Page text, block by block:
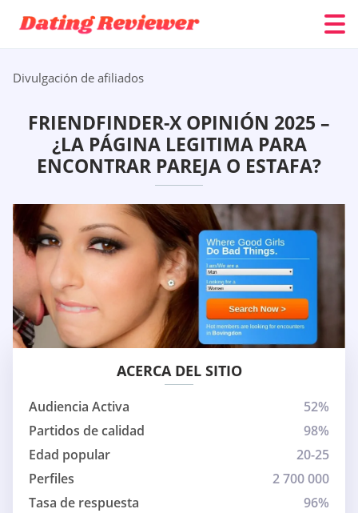
Divulgación de afiliados
FRIENDFINDER-X OPINIÓN 2025 –
¿LA PÁGINA LEGITIMA PARA
ENCONTRAR PAREJA O ESTAFA?
ACERCA DEL SITIO
Audiencia Activa
52%
Partidos de calidad
98%
Edad popular
20-25
Perfiles
2 700 000
Tasa de respuesta
96%